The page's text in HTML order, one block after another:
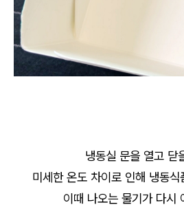
냉동실 문을 열고 닫
미세한 온도 차이로 인해 냉동식
이때 나오는 물기가 다시